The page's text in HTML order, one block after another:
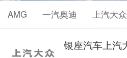
AMG 一汽奥迪 上汽大众
银座汽车上汽